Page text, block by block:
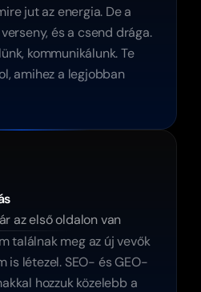
jut az energia. De a
és a csend drága.
kommunikálunk. Te
amihez a legjobban
az első oldalon van
találnak meg az új vevők
is létezel. SEO- és GEO-
hozzuk közelebb a